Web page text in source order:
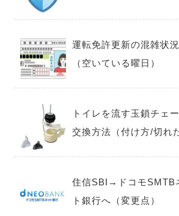
運転免許更新の混雑状況
（空いている曜日）
トイレを流す玉鎖チェ
交換方法（付け方/切れ
住信SBI→ドコモSMTB
ト銀行へ（変更点）